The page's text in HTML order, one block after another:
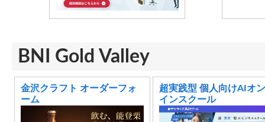
BNI Gold Valley
金沢クラフト オーダーフォ
ーム
超実践型 個人向けAIオ
インスクール